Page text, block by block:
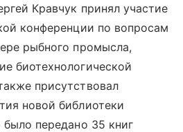
Кравчук принял участие
конференции по вопросам
рыбного промысла,
биотехнологической
присутствовал
новой библиотеки
передано 35 книг